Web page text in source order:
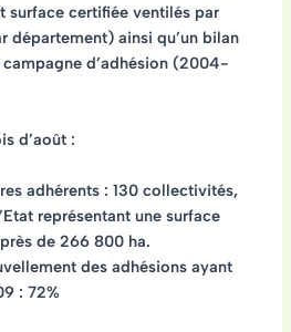
surface certifiée ventilés par
département) ainsi qu’un bilan
d’adhésion (2004-
d’août :
adhérents : 130 collectivités,
représentant une surface
de 266 800 ha.
des adhésions ayant
: 72%